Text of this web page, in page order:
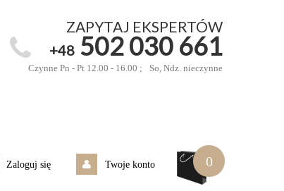
ZAPYTAJ EKSPERTÓW
+48 502 030 661
Czynne Pn - Pt 12.00 - 16.00 ; So, Ndz. nieczynne
0
Zaloguj się Twoje konto